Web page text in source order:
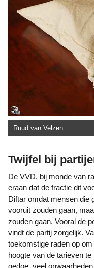
Ruud van Velzen
Twijfel bij
De VVD, bij monde van raadslid Rixt van Puffelen, herinnerde
eraan dat de fractie dit
Diftar omdat mensen die
vooruit zouden gaan,
zouden gaan. Vooral de
vindt de partij zorgelijk.
toekomstige raden op
hoogte van de tarieven
gedoe, veel